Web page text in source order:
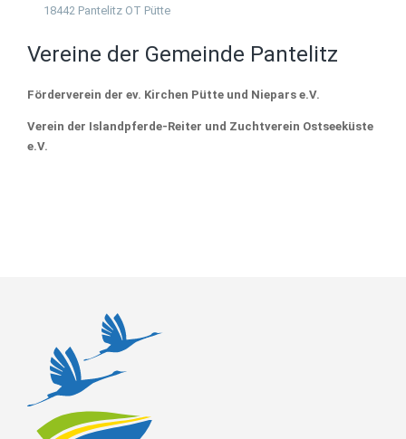
18442 Pantelitz OT Pütte
Vereine der Gemeinde Pantelitz
Förderverein der ev. Kirchen Pütte und Niepars e.V.
Verein der Islandpferde-Reiter und Zuchtverein Ostseeküste
e.V.